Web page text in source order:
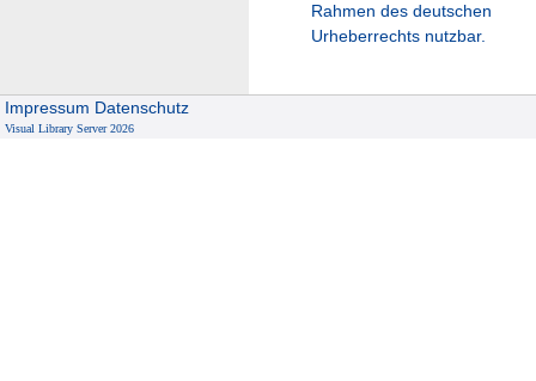
Rahmen des deutschen
Urheberrechts nutzbar.
Impressum Datenschutz
Visual Library Server 2026